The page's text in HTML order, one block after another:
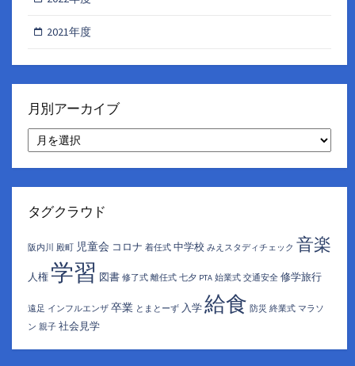
2021年度
月別アーカイブ
別
ア
イ
タグクラウド
阪内川 殿町 児童会 コロナ 着任式 中学校 みえスタディチェック 音楽
人権 学習 図書 修了式 離任式 七夕 PTA 始業式 交通安全 修学旅行
遠足 インフルエンザ 卒業 とまとーず 入学 給食 防災 終業式 マラソ
ン 親子 社会見学